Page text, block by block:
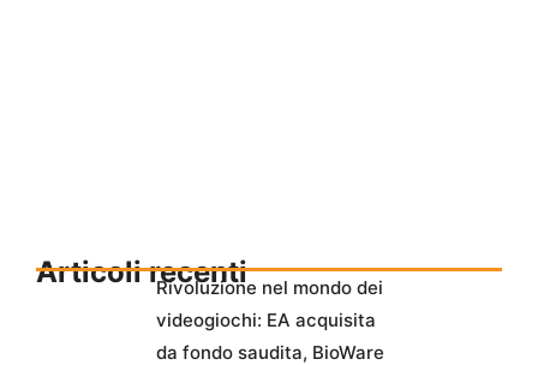
Articoli recentiRivoluzione nel mondo dei
videogiochi: EA acquisita
da fondo saudita, BioWare